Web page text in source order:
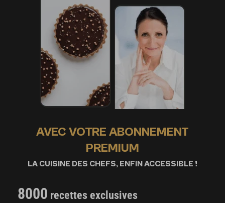
AVEC VOTRE ABONNEMENT
PREMIUM
LA CUISINE DES CHEFS, ENFIN ACCESSIBLE !
8000 recettes exclusives